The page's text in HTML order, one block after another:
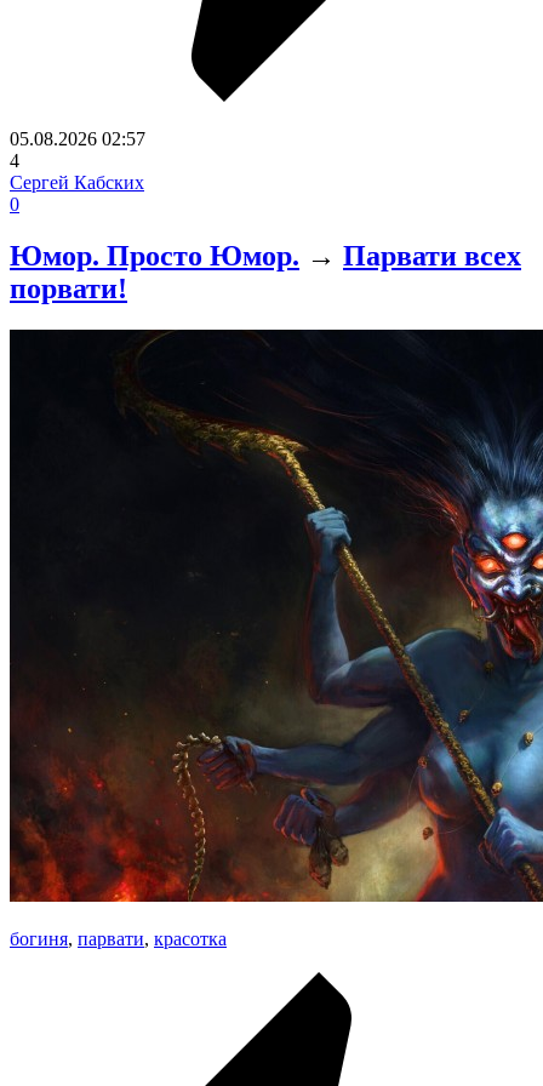
05.08.2026 02:57
4
Сергей Кабских
0
Юмор. Просто Юмор. → Парвати всех
порвати!
богиня, парвати, красотка